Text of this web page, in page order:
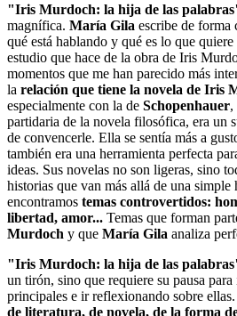
"Iris Murdoch: la hija de las
magnífica. María Gila escribe de forma
qué está hablando y qué es lo que
estudio que hace de la obra de Iris
momentos que me han parecido más
la relación que tiene la novela de Iris
especialmente con la de Schopenhauer,
partidaria de la novela filosófica, era un
de convencerle. Ella se sentía más a
también era una herramienta perfecta
ideas. Sus novelas no son ligeras, sino
historias que van más allá de una simple
encontramos temas controvertidos:
libertad, amor... Temas que forman
Murdoch y que María Gila analiza
"Iris Murdoch: la hija de las
un tirón, sino que requiere su pausa
principales e ir reflexionando sobre
de literatura, de novela, de la forma